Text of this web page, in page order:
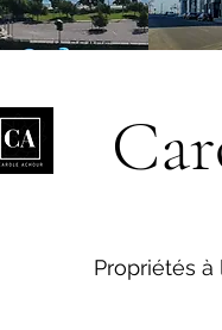
Propriétés à